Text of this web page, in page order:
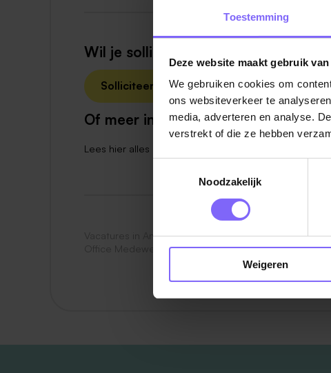
Toestemming
Deze website maakt gebruik
We gebruiken cookies om
ons websiteverkeer te
media, adverteren en analyse.
verstrekt of die ze hebben
Noodzakelijk
Weigeren
Je bent flexibel inzetbaar.
Enthousiast geworden?
Laat deze kans
op Limburgse Peel versterken voor een
en wie weet sta jij na de zomer bij ons in de
Let op: een casting is onderdeel van de
Wil je solliciteren?
Solliciteer nu
Of meer informatie?
Lees hier alles over
Vacatures in America|Vacatures in Noord Limburg|
Office Medewerker in Limburg|Vacatures Bediening